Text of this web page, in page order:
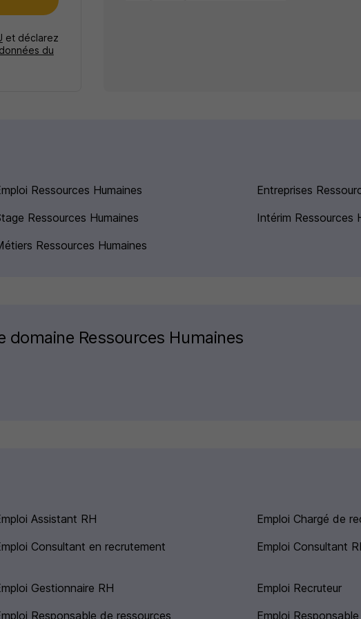
et déclarez
du
Ressources Humaines
Entreprises
Ressources Humaines
Intérim Ressources
Ressources Humaines
domaine Ressources Humaines
Assistant RH
Emploi Chargé de
Consultant en recrutement Emploi Consultant
Gestionnaire RH
Emploi Recruteur
Responsable de ressources Emploi